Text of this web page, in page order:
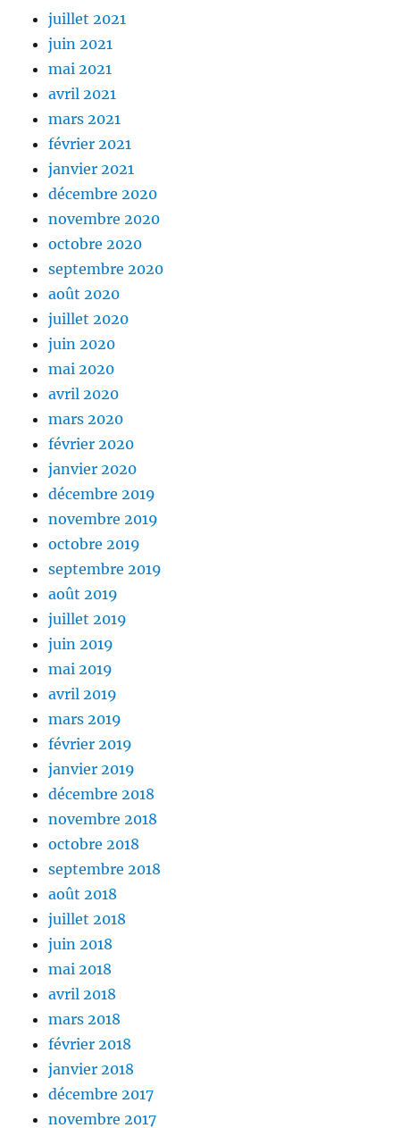
juillet 2021
juin 2021
mai 2021
avril 2021
mars 2021
février 2021
janvier 2021
décembre 2020
novembre 2020
octobre 2020
septembre 2020
août 2020
juillet 2020
juin 2020
mai 2020
avril 2020
mars 2020
février 2020
janvier 2020
décembre 2019
novembre 2019
octobre 2019
septembre 2019
août 2019
juillet 2019
juin 2019
mai 2019
avril 2019
mars 2019
février 2019
janvier 2019
décembre 2018
novembre 2018
octobre 2018
septembre 2018
août 2018
juillet 2018
juin 2018
mai 2018
avril 2018
mars 2018
février 2018
janvier 2018
décembre 2017
novembre 2017